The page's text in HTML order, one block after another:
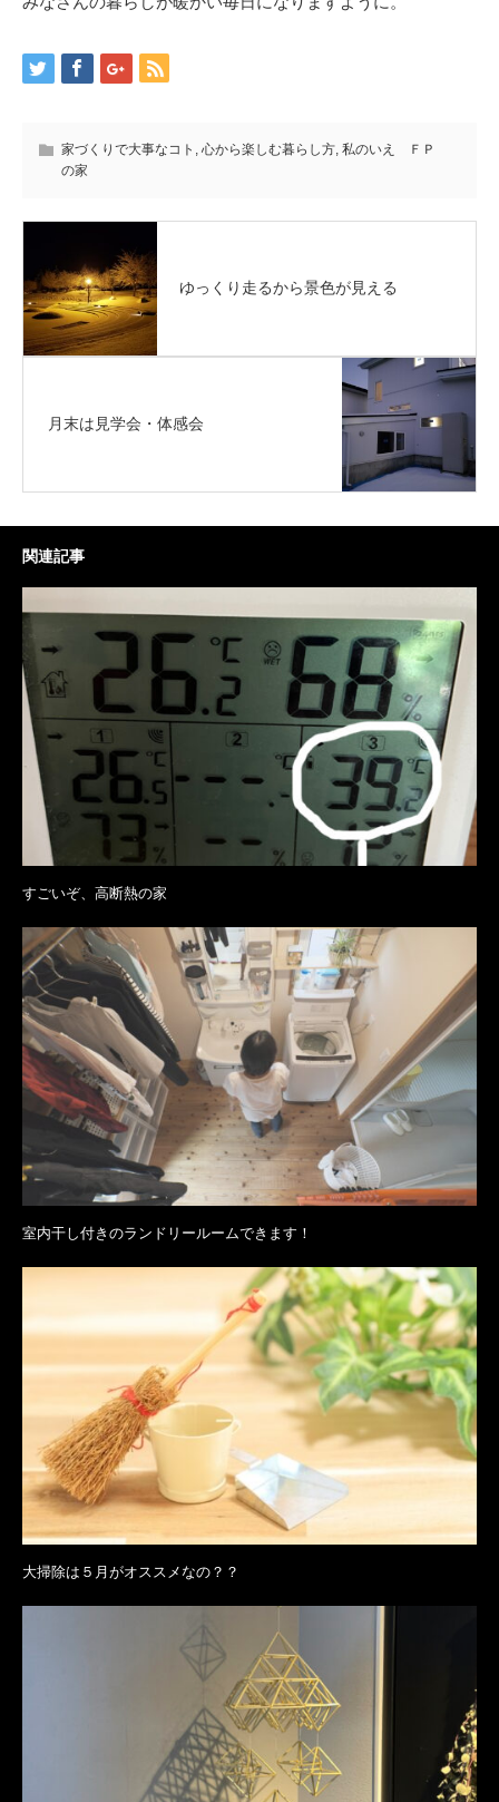
家づくりで大事なコト , 心から楽しむ暮らし方, 私のいえ ＦＰ
の家
ゆっくり走るから景色が見える
月末は見学会・体感会
関連記事
すごいぞ、高断熱の家
室内干し付きのランドリールームできます！
大掃除は５月がオススメなの？？